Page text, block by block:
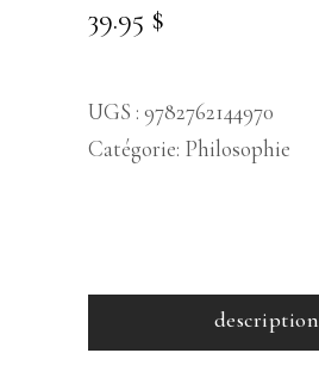
39.95 $
UGS : 9782762144970
Catégorie: Philosophie
description